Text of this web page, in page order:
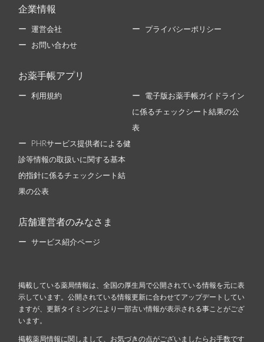
企業情報
運営会社 プライバシーポリシー
お問い合わせ
お薬手帳アプリ
利用規約 電子版お薬手帳ガイドライン
に係るチェックシート結果の公
表
PHRサービス提供者による健
診等情報の取扱いに関する基本
的指針に係るチェックシート結
果の公表
店舗運営者のみなさま
サービス紹介ページ
掲載している薬局情報は、全国の厚生局で公開されている情報を元に表
示しています。公開されている情報更新に合わせてアップデートしてい
ますが、更新タイミングにより一部古い情報が表示される事ことがござ
います。
掲載薬局情報に関しまして、お気づきの点がございましたらお手数です